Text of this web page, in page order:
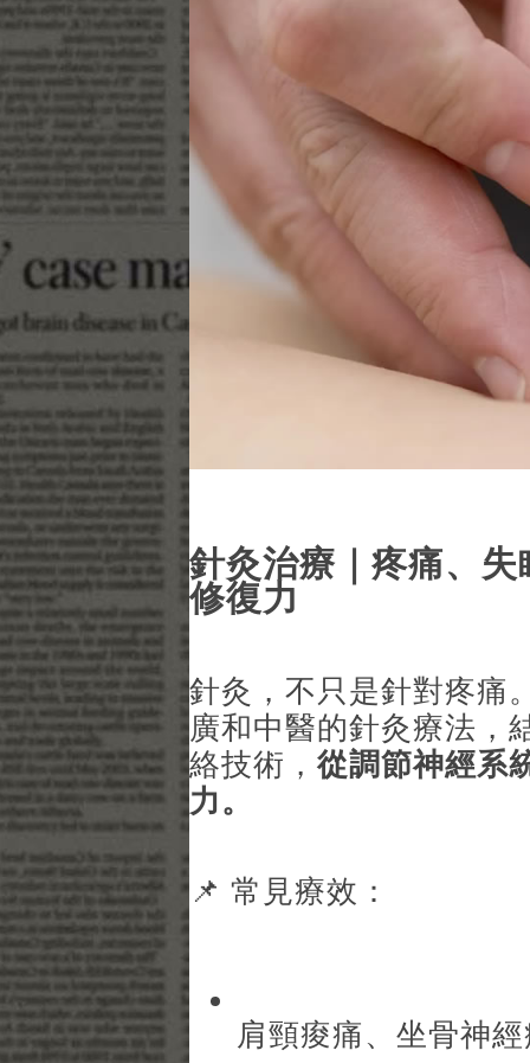
針灸治療｜疼痛、
修復力
針灸，不只是針對疼痛
廣和中醫的針灸療法，
絡技術， 從調節神經系
力。
📌 常見療效：
肩頸痠痛、坐骨神